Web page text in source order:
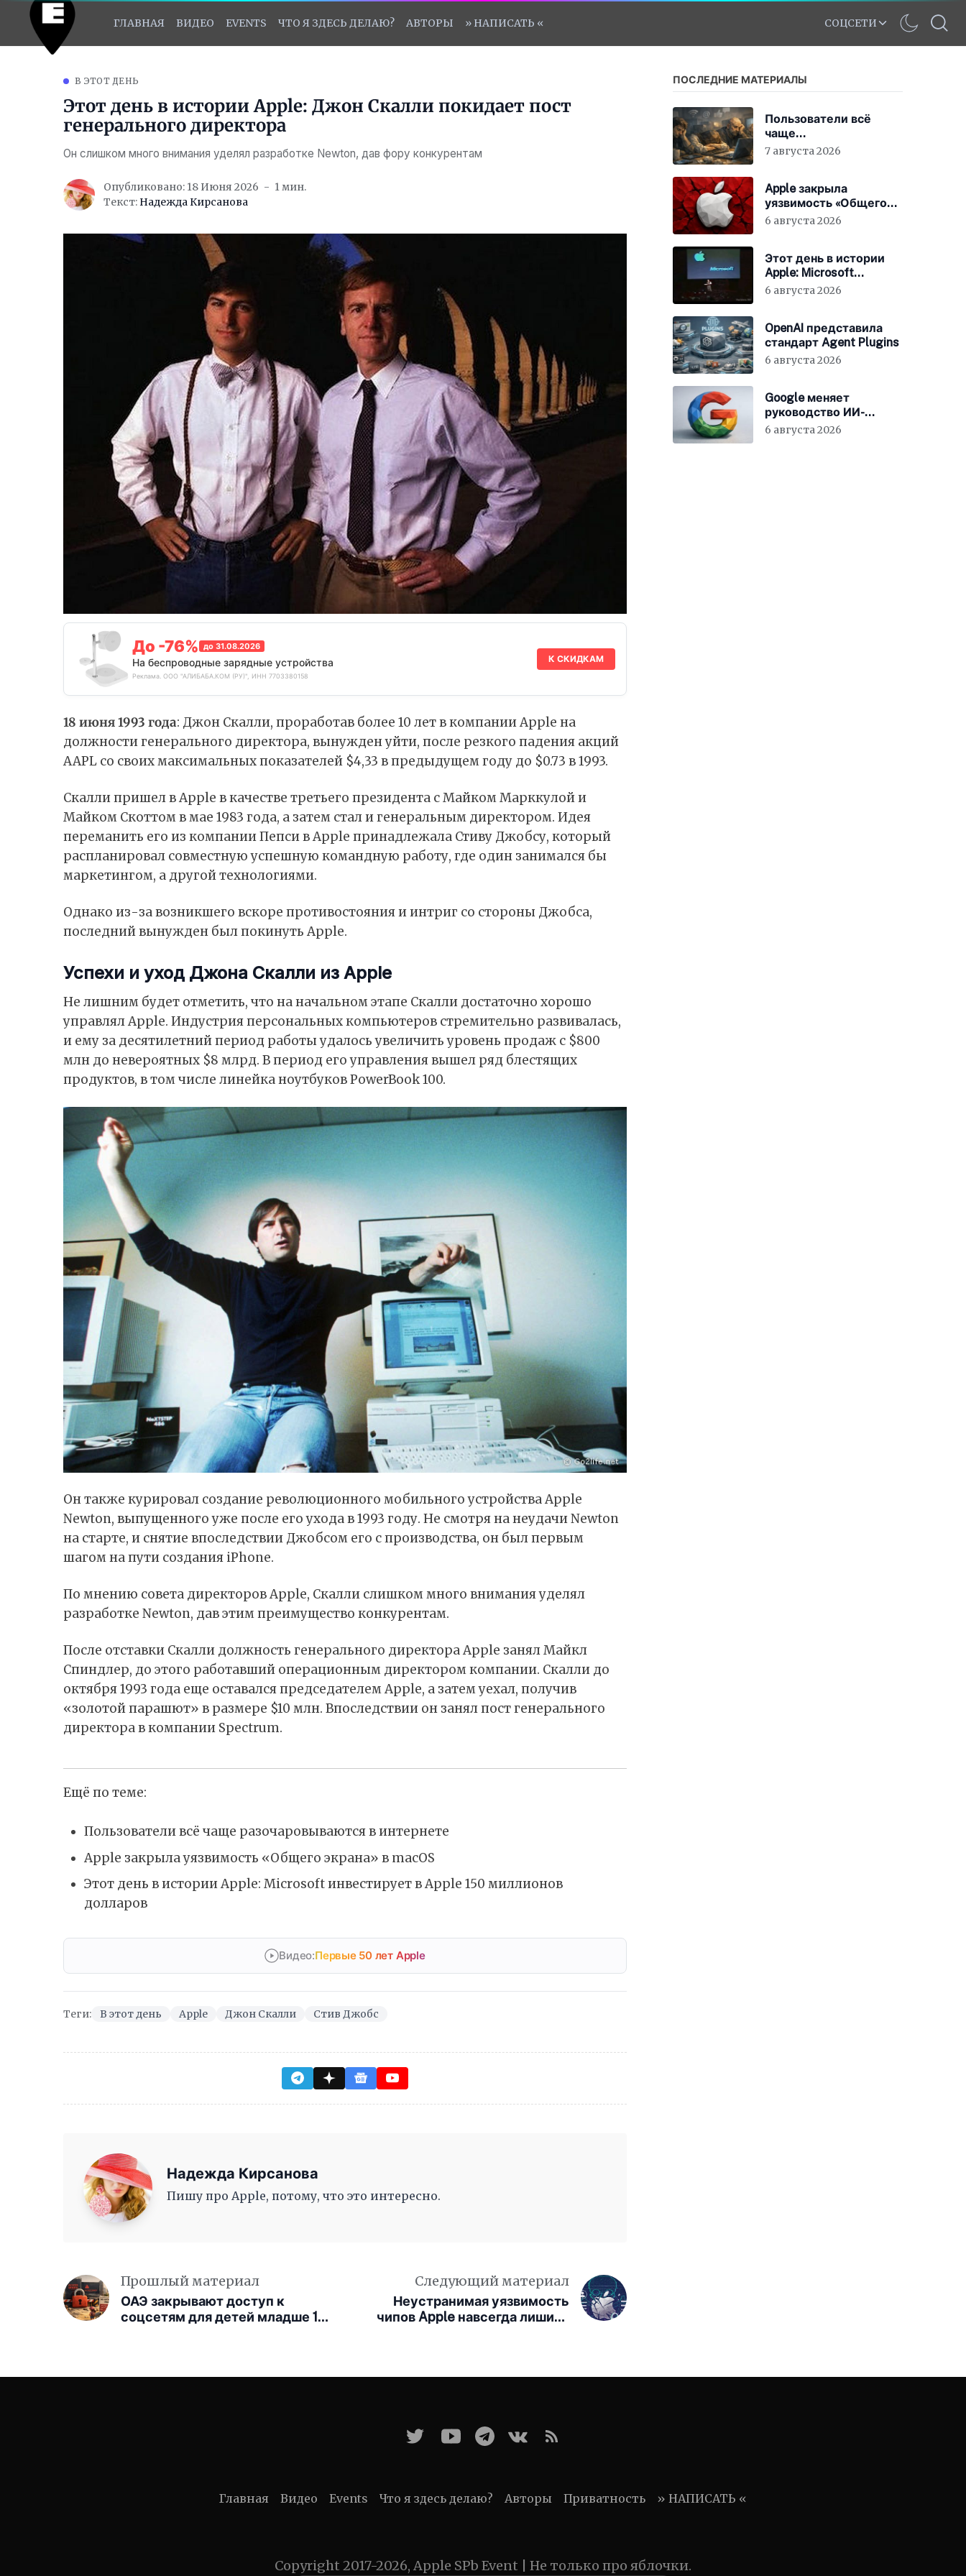
ГЛАВНАЯ ВИДЕО EVENTS ЧТО Я ЗДЕСЬ ДЕЛАЮ? АВТОРЫ » НАПИСАТЬ « СОЦСЕТИ
В ЭТОТ ДЕНЬ
Этот день в истории Apple: Джон Скалли покидает пост
генерального директора
Он слишком много внимания уделял разработке Newton, дав фору конкурентам
Опубликовано: 18 Июня 2026
1 мин.
Текст: Надежда Кирсанова
До -76% до 31.08.2026
На беспроводные зарядные устройства
Реклама. ООО "АЛИБАБА.КОМ (РУ)", ИНН 7703380158
К СКИДКАМ
18 июня 1993 года: Джон Скалли, проработав более 10 лет в компании Apple на
должности генерального директора, вынужден уйти, после резкого падения акций
AAPL со своих максимальных показателей $4,33 в предыдущем году до $0.73 в 1993.
Скалли пришел в Apple в качестве третьего президента с Майком Марккулой и
Майком Скоттом в мае 1983 года, а затем стал и генеральным директором. Идея
переманить его из компании Пепси в Apple принадлежала Стиву Джобсу, который
распланировал совместную успешную командную работу, где один занимался бы
маркетингом, а другой технологиями.
Однако из-за возникшего вскоре противостояния и интриг со стороны Джобса,
последний вынужден был покинуть Apple.
Успехи и уход Джона Скалли из Apple
Не лишним будет отметить, что на начальном этапе Скалли достаточно хорошо
управлял Apple. Индустрия персональных компьютеров стремительно развивалась,
и ему за десятилетний период работы удалось увеличить уровень продаж с $800
млн до невероятных $8 млрд. В период его управления вышел ряд блестящих
продуктов, в том числе линейка ноутбуков PowerBook 100.
Он также курировал создание революционного мобильного устройства Apple
Newton, выпущенного уже после его ухода в 1993 году. Не смотря на неудачи Newton
на старте, и снятие впоследствии Джобсом его с производства, он был первым
шагом на пути создания iPhone.
По мнению совета директоров Apple, Скалли слишком много внимания уделял
разработке Newton, дав этим преимущество конкурентам.
После отставки Скалли должность генерального директора Apple занял Майкл
Спиндлер, до этого работавший операционным директором компании. Скалли до
октября 1993 года еще оставался председателем Apple, а затем уехал, получив
«золотой парашют» в размере $10 млн. Впоследствии он занял пост генерального
директора в компании Spectrum.
Ещё по теме:
Пользователи всё чаще разочаровываются в интернете
Apple закрыла уязвимость «Общего экрана» в macOS
Этот день в истории Apple: Microsoft инвестирует в Apple 150 миллионов
долларов
Видео:Первые 50 лет Apple
Теги: В этот день Apple Джон Скалли Стив Джобс
Надежда Кирсанова
Пишу про Apple, потому, что это интересно.
Прошлый материал
ОАЭ закрывают доступ к
соцсетям для детей младше 15
Следующий материал
Неустранимая уязвимость
чипов Apple навсегда лишила
ПОСЛЕДНИЕ МАТЕРИАЛЫ
Пользователи всё
чаще
разочаровываются в
7 августа 2026
Apple закрыла
уязвимость «Общего
экрана» в macOS
6 августа 2026
Этот день в истории
Apple: Microsoft
инвестирует в Apple
6 августа 2026
OpenAI представила
стандарт Agent Plugins
6 августа 2026
Google меняет
руководство ИИ-
направления
6 августа 2026
Главная Видео Events Что я здесь делаю? Авторы Приватность » НАПИСАТЬ «
Copyright 2017-2026, Apple SPb Event | Не только про яблочки.